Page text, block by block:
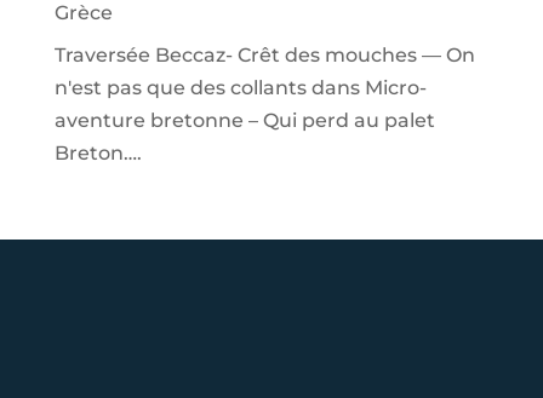
Grèce
Traversée Beccaz- Crêt des mouches — On
n'est pas que des collantsdans Micro-
aventure bretonne – Qui perd au palet
Breton….